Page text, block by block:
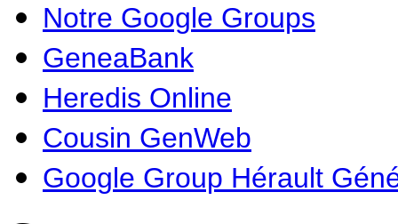
Notre Google Groups
GeneaBank
Heredis Online
Cousin GenWeb
Google Group Hérault